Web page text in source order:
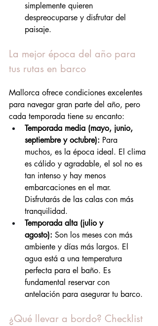
simplemente quieren
despreocuparse y disfrutar del
paisaje.
La mejor época del año para
tus rutas en barco
Mallorca ofrece condiciones excelentes
para navegar gran parte del año, pero
cada temporada tiene su encanto:
Temporada media (mayo, junio,
septiembre y octubre): Para
muchos, es la época ideal. El clima
es cálido y agradable, el sol no es
tan intenso y hay menos
embarcaciones en el mar.
Disfrutarás de las calas con más
tranquilidad.
Temporada alta (julio y
agosto): Son los meses con más
ambiente y días más largos. El
agua está a una temperatura
perfecta para el baño. Es
fundamental reservar con
antelación para asegurar tu barco.
¿Qué llevar a bordo? Checklist